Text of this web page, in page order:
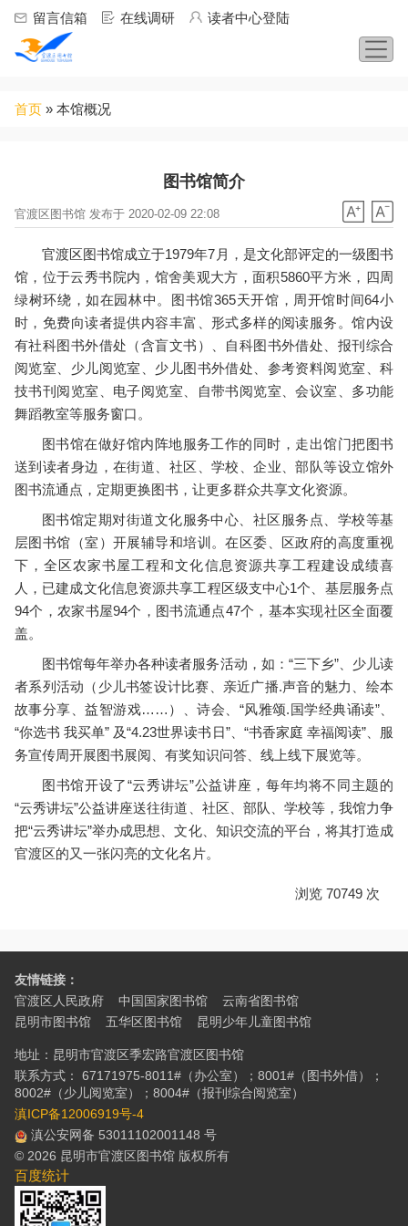
Jump to navigation
留言信箱 在线调研 读者中心登陆
首页 » 本馆概况
图书馆简介
官渡区图书馆 发布于 2020-02-09 22:08
官渡区图书馆成立于1979年7月，是文化部评定的一级图书
馆，位于云秀书院内，馆舍美观大方，面积5860平方米，四周
绿树环绕，如在园林中。图书馆365天开馆，周开馆时间64小
时，免费向读者提供内容丰富、形式多样的阅读服务。馆内设
有社科图书外借处（含盲文书）、自科图书外借处、报刊综合
阅览室、少儿阅览室、少儿图书外借处、参考资料阅览室、科
技书刊阅览室、电子阅览室、自带书阅览室、会议室、多功能
舞蹈教室等服务窗口。
图书馆在做好馆内阵地服务工作的同时，走出馆门把图书
送到读者身边，在街道、社区、学校、企业、部队等设立馆外
图书流通点，定期更换图书，让更多群众共享文化资源。
图书馆定期对街道文化服务中心、社区服务点、学校等基
层图书馆（室）开展辅导和培训。在区委、区政府的高度重视
下，全区农家书屋工程和文化信息资源共享工程建设成绩喜
人，已建成文化信息资源共享工程区级支中心1个、基层服务点
94个，农家书屋94个，图书流通点47个，基本实现社区全面覆
盖。
图书馆每年举办各种读者服务活动，如：“三下乡”、少儿读
者系列活动（少儿书签设计比赛、亲近广播.声音的魅力、绘本
故事分享、益智游戏……）、诗会、“风雅颂.国学经典诵读”、
“你选书 我买单” 及“4.23世界读书日”、“书香家庭 幸福阅读”、服
务宣传周开展图书展阅、有奖知识问答、线上线下展览等。
图书馆开设了“云秀讲坛”公益讲座，每年均将不同主题的
“云秀讲坛”公益讲座送往街道、社区、部队、学校等，我馆力争
把“云秀讲坛”举办成思想、文化、知识交流的平台，将其打造成
官渡区的又一张闪亮的文化名片。
浏览 70749 次
友情链接：
官渡区人民政府
中国国家图书馆
云南省图书馆
昆明市图书馆
五华区图书馆 昆明少年儿童图书馆
地址：昆明市官渡区季宏路官渡区图书馆
联系方式： 67171975-8011#（办公室）；8001#（图书外借）；
8002#（少儿阅览室）；8004#（报刊综合阅览室）
滇ICP备12006919号-4
滇公安网备 53011102001148 号
© 2026 昆明市官渡区图书馆 版权所有
百度统计